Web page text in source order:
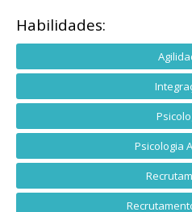
Habilidades:
Psicologia